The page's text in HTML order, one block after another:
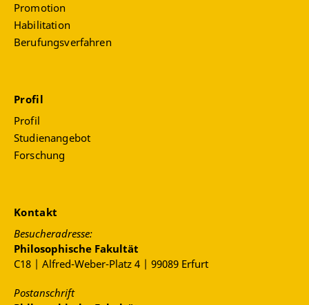
Promotion
Habilitation
Berufungsverfahren
Profil
Profil
Studienangebot
Forschung
Kontakt
Besucheradresse:
Philosophische Fakultät
C18 | Alfred-Weber-Platz 4 | 99089 Erfurt
Postanschrift